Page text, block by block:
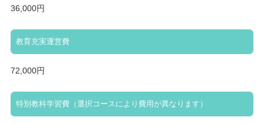
36,000円
教育充実運営費
72,000円
特別教科学習費（選択コースにより費用が異なります）